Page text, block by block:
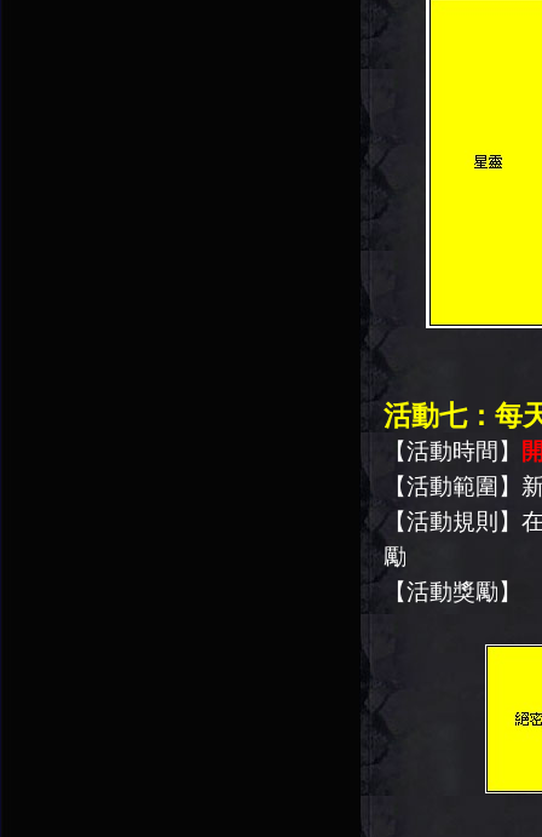
活動七：每
【活動時間】
【活動範圍】
【活動規則】
勵
【活動獎勵】